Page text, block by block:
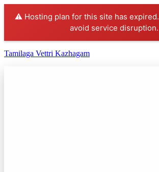
⚠️ Hosting plan for this site has expired.
avoid service disruption.
Tamilaga Vettri Kazhagam